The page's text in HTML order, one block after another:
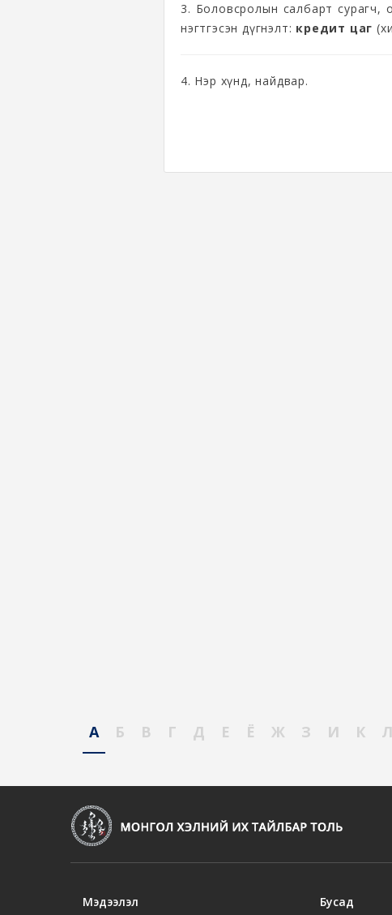
3. Боловсролын салбарт сурагч,
нэгтгэсэн дүгнэлт: кредит цаг
4. Нэр хүнд, найдвар.
А Б В Г Д Е Ё Ж З И К Л
Мэдээлэл Бусад